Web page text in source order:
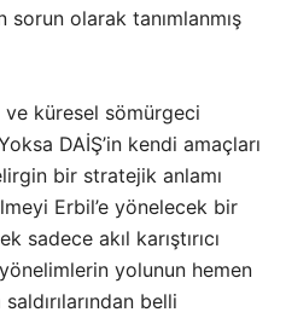
sorun olarak tanımlanmış
küresel sömürgeci
DAİŞ’in kendi amaçları
bir stratejik anlamı
Erbil’e yönelecek bir
sadece akıl karıştırıcı
yolunun hemen
belli